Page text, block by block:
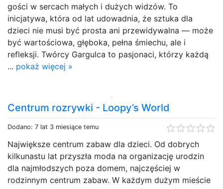
gości w sercach małych i dużych widzów. To
inicjatywa, która od lat udowadnia, że sztuka dla
dzieci nie musi być prosta ani przewidywalna — może
być wartościowa, głęboka, pełna śmiechu, ale i
refleksji. Twórcy Gargulca to pasjonaci, którzy każdą
... pokaż więcej »
Centrum rozrywki - Loopy’s World
Dodano: 7 lat 3 miesiące temu
Największe centrum zabaw dla dzieci. Od dobrych
kilkunastu lat przyszła moda na organizację urodzin
dla najmłodszych poza domem, najczęściej w
rodzinnym centrum zabaw. W każdym dużym mieście